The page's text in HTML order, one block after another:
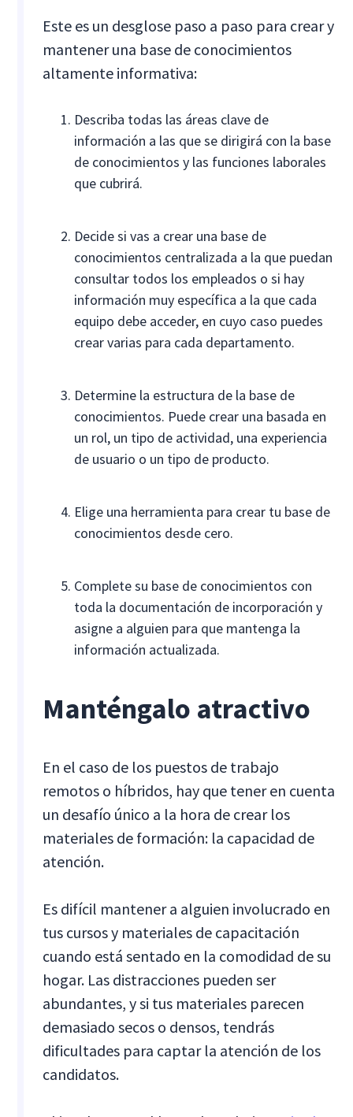
Este es un desglose paso a paso para crear y
mantener una base de conocimientos
altamente informativa:
Describa todas las áreas clave de
información a las que se dirigirá con la base
de conocimientos y las funciones laborales
que cubrirá.
Decide si vas a crear una base de
conocimientos centralizada a la que puedan
consultar todos los empleados o si hay
información muy específica a la que cada
equipo debe acceder, en cuyo caso puedes
crear varias para cada departamento.
Determine la estructura de la base de
conocimientos. Puede crear una basada en
un rol, un tipo de actividad, una experiencia
de usuario o un tipo de producto.
Elige una herramienta para crear tu base de
conocimientos desde cero.
Complete su base de conocimientos con
toda la documentación de incorporación y
asigne a alguien para que mantenga la
información actualizada.
Manténgalo atractivo
En el caso de los puestos de trabajo
remotos o híbridos, hay que tener en cuenta
un desafío único a la hora de crear los
materiales de formación: la capacidad de
atención.
Es difícil mantener a alguien involucrado en
tus cursos y materiales de capacitación
cuando está sentado en la comodidad de su
hogar. Las distracciones pueden ser
abundantes, y si tus materiales parecen
demasiado secos o densos, tendrás
dificultades para captar la atención de los
candidatos.